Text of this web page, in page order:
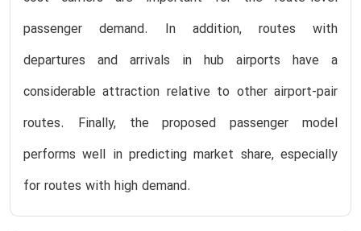
passenger demand. In addition, routes with
departures and arrivals in hub airports have a
considerable attraction relative to other airport-pair
routes. Finally, the proposed passenger model
performs well in predicting market share, especially
for routes with high demand.